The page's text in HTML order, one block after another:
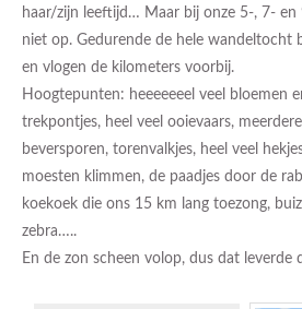
haar/zijn leeftijd… Maar bij onze 5-, 7- en
niet op. Gedurende de hele wandeltocht
en vlogen de kilometers voorbij.
Hoogtepunten: heeeeeeel veel bloemen
trekpontjes, heel veel ooievaars,
beversporen, torenvalkjes, heel veel
moesten klimmen, de paadjes door de
koekoek die ons 15 km lang toezong,
zebra…..
En de zon scheen volop, dus dat leverde